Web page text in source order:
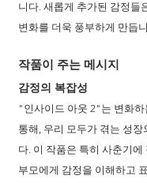
니다. 새롭게 추가된 감정들
변화를 더욱 풍부하게 만듭
작품이 주는 메시지
감정의 복잡성
"인사이드 아웃 2"는 변화
통해, 우리 모두가 겪는 성장
다. 이 작품은 특히 사춘기에
부모에게 감정을 이해하고